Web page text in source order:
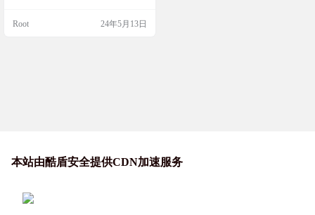
cker部署，作为一个AI搜索引擎，Pe
Root 24年5月13日
本站由酷盾安全提供CDN加速服务